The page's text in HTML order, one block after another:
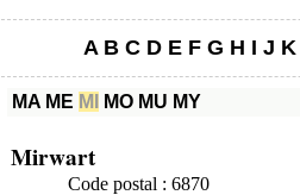
A B C D E F G H I J K
MA ME MI MO MU MY
Mirwart
Code postal : 6870